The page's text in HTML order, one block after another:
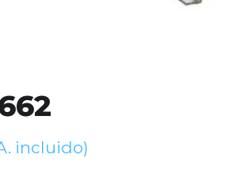
incluido)